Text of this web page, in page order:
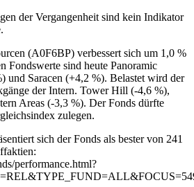
der Vergangenheit sind kein Indikator
(A0F6BP) verbessert sich um 1,0 %
Fondswerte sind heute Panoramic
und Saracen (+4,2 %). Belastet wird der
der Intern. Tower Hill (-4,6 %),
Areas (-3,3 %). Der Fonds dürfte
zulegen.
sich der Fonds als bester von 241
performance.html?